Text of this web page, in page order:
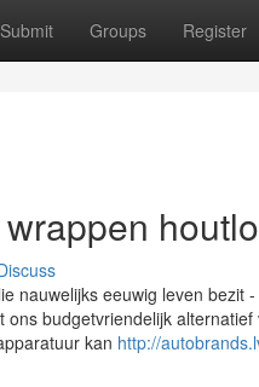
Submit Groups Register
nauwelijks eeuwig leven
budgetvriendelijk
kan http://